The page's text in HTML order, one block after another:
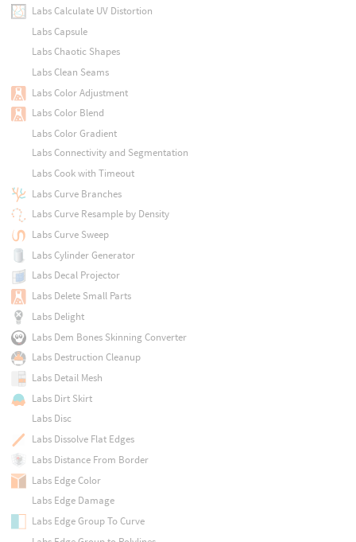
Labs Calculate UV Distortion
Labs Capsule
Labs Chaotic Shapes
Labs Clean Seams
Labs Color Adjustment
Labs Color Blend
Labs Color Gradient
Labs Connectivity and Segmentation
Labs Cook with Timeout
Labs Curve Branches
Labs Curve Resample by Density
Labs Curve Sweep
Labs Cylinder Generator
Labs Decal Projector
Labs Delete Small Parts
Labs Delight
Labs Dem Bones Skinning Converter
Labs Destruction Cleanup
Labs Detail Mesh
Labs Dirt Skirt
Labs Disc
Labs Dissolve Flat Edges
Labs Distance From Border
Labs Edge Color
Labs Edge Damage
Labs Edge Group To Curve